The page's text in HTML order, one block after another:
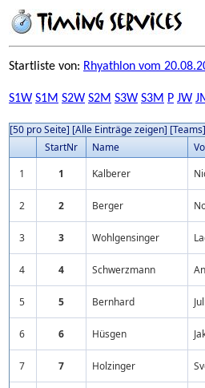
Startliste von: Rhyathlon vom
S1W S1M S2W S2M S3W S3M P JW
[50 pro Seite] [Alle Einträge zeigen] [Teams]
StartNr
Name
1
1 Kalberer
2 2 Berger
3 3 Wohlgensinger
4 4 Schwerzmann
5 5 Bernhard
6 6 Hüsgen
7 7 Holzinger